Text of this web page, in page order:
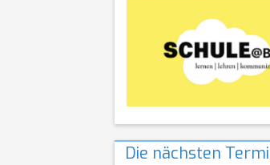
Die nächsten